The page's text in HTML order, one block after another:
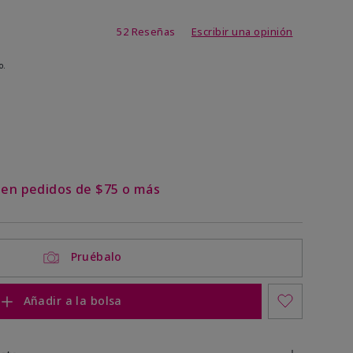
5 de 5
52 Reseñas Escribir una opinión
pedidos de $75 o más
Pruébalo
Añadir a la bolsa